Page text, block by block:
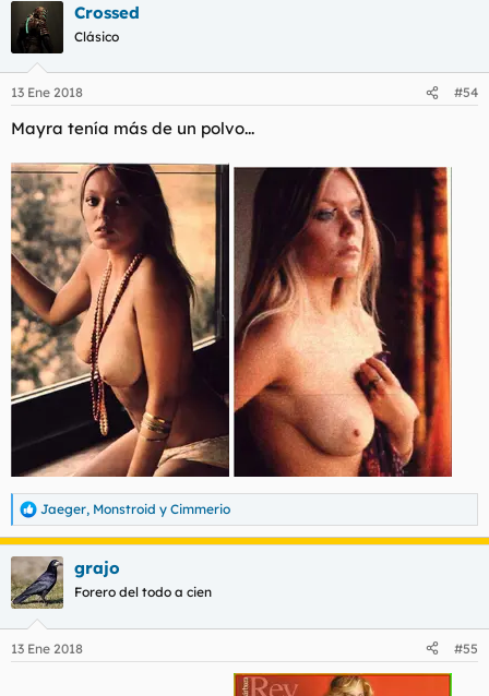
Crossed
Clásico
13 Ene 2018 #54
Mayra tenía más de un polvo...
R
e
a
c
i
e
Jaeger, Monstroid y Cimmerio
grajo
Forero del todo a cien
13 Ene 2018 #55